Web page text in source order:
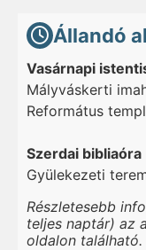
Állandó
Vasárnapi
Mályváskerti
Református
Szerdai bibliaóra
Gyülekezeti
Részletesebb
teljes naptár) az
oldalon található.